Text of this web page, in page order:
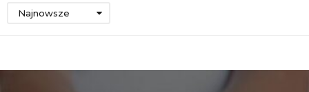
Najnowsze